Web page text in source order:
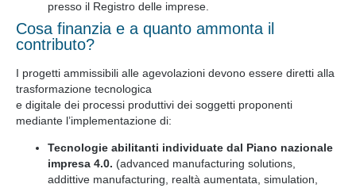
presso il Registro delle imprese.
Cosa finanzia e a quanto ammonta il
contributo?
I progetti ammissibili alle agevolazioni devono essere diretti alla
trasformazione tecnologica
e digitale dei processi produttivi dei soggetti proponenti
mediante l’implementazione di:
Tecnologie abilitanti individuate dal Piano nazionale
impresa 4.0. (advanced manufacturing solutions,
addittive manufacturing, realtà aumentata, simulation,